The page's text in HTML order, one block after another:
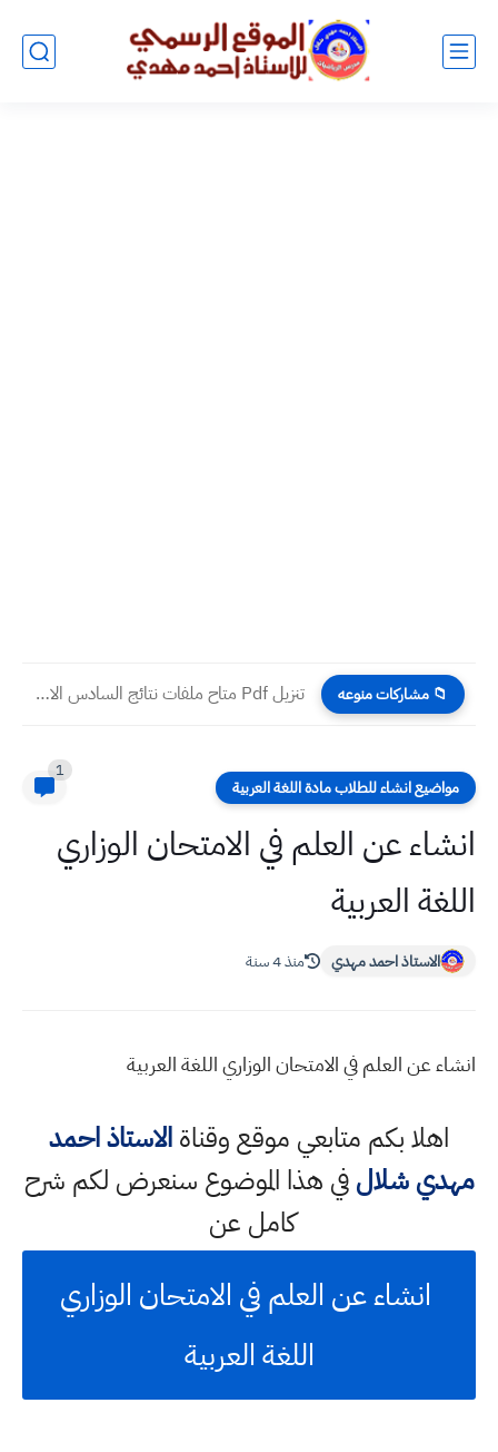
📁 مشاركات منوعه تنزيل Pdf متاح ملفات نتائج السادس الابتدائي العراق 2022 الدور...
مواضيع انشاء للطلاب مادة اللغة العربية
1
انشاء عن العلم في الامتحان الوزاري
اللغة العربية
الاستاذ احمد مهدي منذ 4 سنة
انشاء عن العلم في الامتحان الوزاري اللغة العربية
اهلا بكم متابعي موقع وقناةالاستاذ احمد
مهدي شلالفي هذا الموضوع سنعرض لكم شرح
كامل عن
انشاء عن العلم في الامتحان الوزاري
اللغة العربية